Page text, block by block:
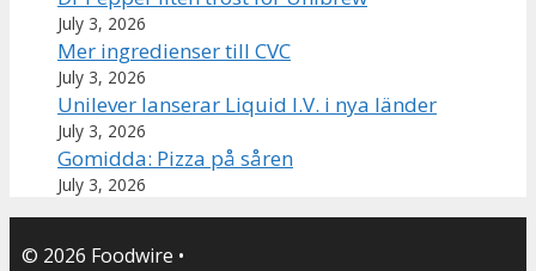
July 3, 2026
Mer ingredienser till CVC
July 3, 2026
Unilever lanserar Liquid I.V. i nya länder
July 3, 2026
Gomidda: Pizza på såren
July 3, 2026
© 2026 Foodwire •